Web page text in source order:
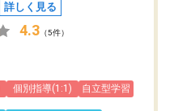
詳しく見る
4.3 （5件）
個別指導(1:1) 自立型学習